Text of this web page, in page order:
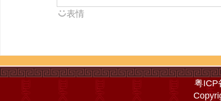
表情
粤ICP